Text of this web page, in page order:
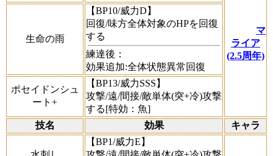
マ
ライア
(2.5周年)
生命の雨
【BP10/威力D】
回復/味方全体対象のHPを回復
する
練達後：
効果追加:全体状態異常回復
ポセイドンシュ
ート+
【BP13/威力SSS】
攻撃/遠/間接/敵単体(突+冷)攻撃
する[特効：魚]
技名
効果 キャラ
【BP1/威力E】